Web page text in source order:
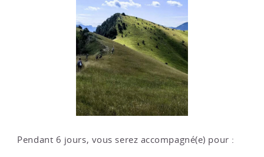
Pendant 6 jours, vous serez accompagné(e) pour :